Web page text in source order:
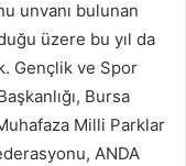
unvanı bulunan
üzere bu yıl da
Gençlik ve Spor
Bursa
Milli Parklar
ANDA